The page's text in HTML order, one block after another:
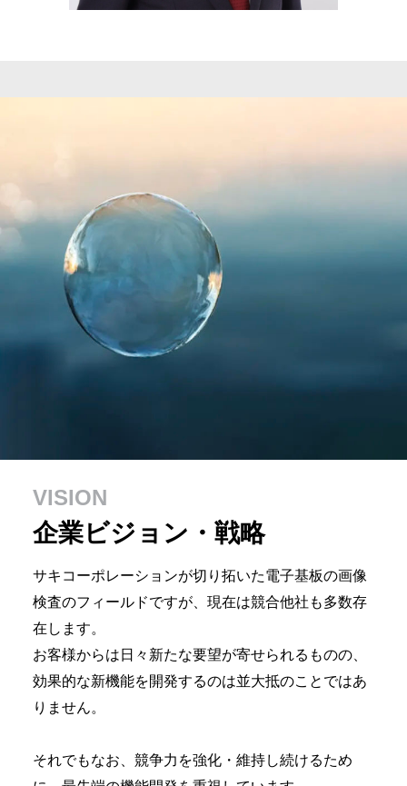
VISION
企業ビジョン・戦略
サキコーポレーションが切り拓いた電子基板の画像
検査のフィールドですが、 現在は競合他社も多数存
在します。
お客様からは日々新たな要望が寄せられるものの、
効果的な新機能を開発するのは並大抵のことではあ
りません。
それでもなお、競争力を強化・維持し続けるため